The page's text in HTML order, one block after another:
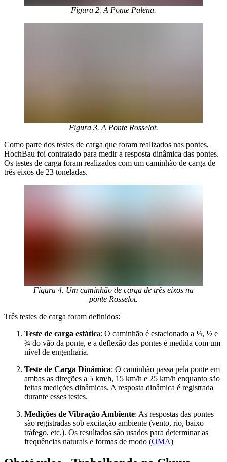
Figura 2. A Ponte Palena.
Figura 3. A Ponte Rosselot.
Como parte dos testes de carga que foram realizados nas pontes,
HochBau foi contratado para medir a resposta dinâmica das pontes.
Os testes de carga foram realizados com um caminhão de carga de
três eixos de 23 toneladas.
Figura 4. Um caminhão de carga de três eixos na
ponte Rosselot.
Três testes de carga foram definidos:
Teste de carga estática: O caminhão é estacionado a ¼, ½ e
¾ do vão da ponte, e a deflexão das pontes é medida com um
nível de engenharia.
Teste de Carga Dinâmica: O caminhão passa pela ponte em
ambas as direções a 5 km/h, 15 km/h e 25 km/h enquanto são
feitas medições dinâmicas. A resposta dinâmica é registrada
durante esses testes.
Medições de Vibração Ambiente: As respostas das pontes
são registradas sob excitação ambiente (vento, rio, baixo
tráfego, etc.). Os resultados são usados ​​para determinar as
frequências naturais e formas de modo (OMA)